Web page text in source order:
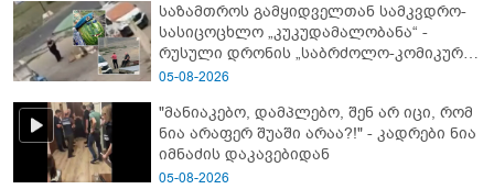
საზამთროს გამყიდველთან სამკვდრო-
სასიცოცხლო „კუკუდამალობანა“ -
რუსული დრონის „საბრძოლო-კომიკური“
ვიდეო
05-08-2026
"მანიაკებო, დამპლებო, შენ არ იცი, რომ
ნია არაფერ შუაში არაა?!" - კადრები ნია
იმნაძის დაკავებიდან
05-08-2026